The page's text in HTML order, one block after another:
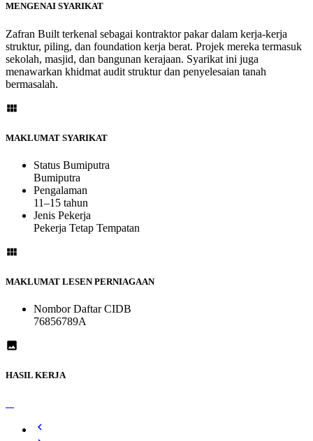
MENGENAI SYARIKAT
Zafran Built terkenal sebagai kontraktor pakar dalam kerja-kerja
struktur, piling, dan foundation kerja berat. Projek mereka termasuk
sekolah, masjid, dan bangunan kerajaan. Syarikat ini juga
menawarkan khidmat audit struktur dan penyelesaian tanah
bermasalah.
MAKLUMAT SYARIKAT
Status Bumiputra
Bumiputra
Pengalaman
11–15 tahun
Jenis Pekerja
Pekerja Tetap Tempatan
MAKLUMAT LESEN PERNIAGAAN
Nombor Daftar CIDB
76856789A
HASIL KERJA